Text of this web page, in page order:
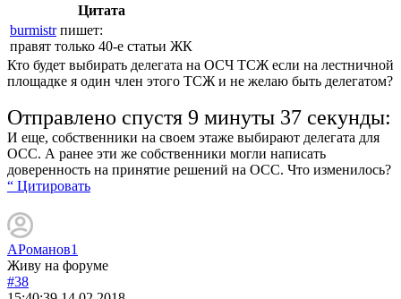
Цитата
burmistrпишет:
правят только 40-е статьи ЖК
Кто будет выбирать делегата на ОСЧ ТСЖ если на лестничной
площадке я один член этого ТСЖ и не желаю быть делегатом?
Отправлено спустя 9 минуты 37 секунды:
И еще, собственники на своем этаже выбирают делегата для
ОСС. А ранее эти же собственники могли написать
доверенность на принятие решений на ОСС. Что изменилось?
“ Цитировать
АРоманов1
Живу на форуме
#38